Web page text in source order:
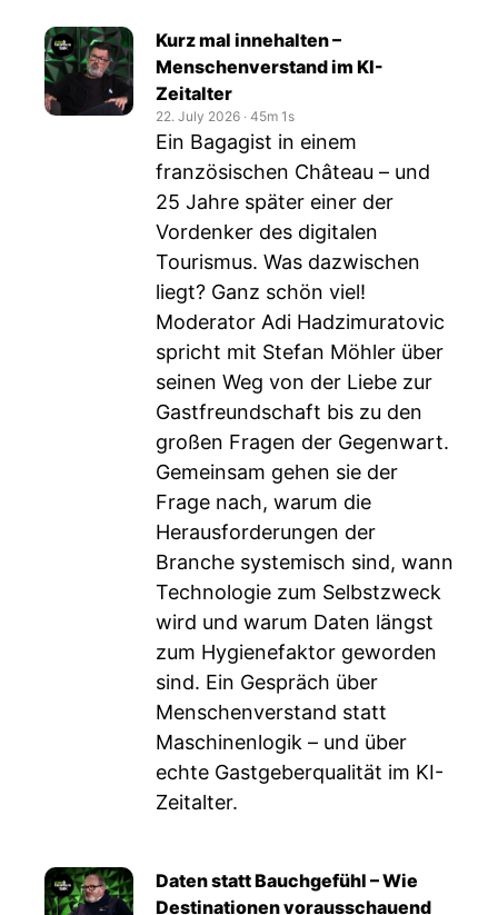
Kurz mal innehalten –
Menschenverstand im KI-
Zeitalter
22. July 2026 ‧ 45m 1s
Ein Bagagist in einem
französischen Château – und
25 Jahre später einer der
Vordenker des digitalen
Tourismus. Was dazwischen
liegt? Ganz schön viel!
Moderator Adi Hadzimuratovic
spricht mit Stefan Möhler über
seinen Weg von der Liebe zur
Gastfreundschaft bis zu den
großen Fragen der Gegenwart.
Gemeinsam gehen sie der
Frage nach, warum die
Herausforderungen der
Branche systemisch sind, wann
Technologie zum Selbstzweck
wird und warum Daten längst
zum Hygienefaktor geworden
sind. Ein Gespräch über
Menschenverstand statt
Maschinenlogik – und über
echte Gastgeberqualität im KI-
Zeitalter.
Daten statt Bauchgefühl – Wie
Destinationen vorausschauend